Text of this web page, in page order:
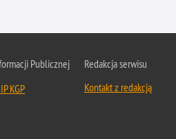
Publicznej
KGP
Redakcja serwisu
Kontakt z redakcją